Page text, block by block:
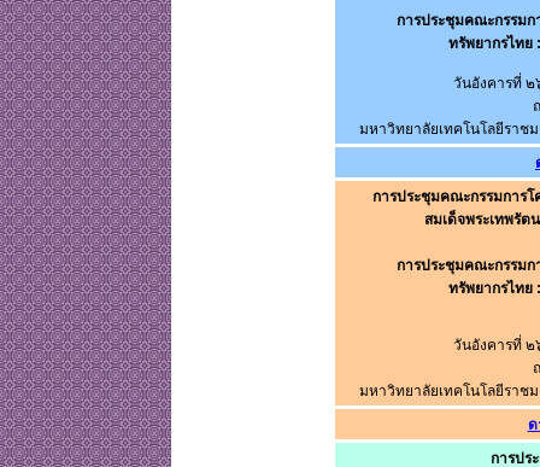
การประชุมคณะกรรมก
ทรัพยากรไทย
วันอังคารที่
มหาวิทยาลัยเทคโนโลยีราช
การประชุมคณะกรรมการโ
สมเด็จพระเทพรั
การประชุมคณะกรรมก
ทรัพยากรไทย
วันอังคารที่
มหาวิทยาลัยเทคโนโลยีราช
ด
การปร